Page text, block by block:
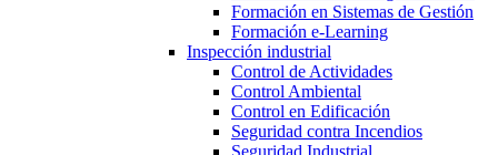
Formación en Sistemas de Gestión
Formación e-Learning
Inspección industrial
Control de Actividades
Control Ambiental
Control en Edificación
Seguridad contra Incendios